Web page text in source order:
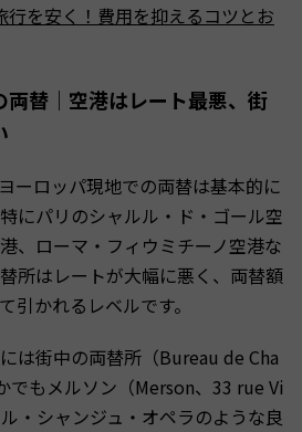
行を安く！費用を抑えるコツとお
替｜空港はレート最悪、街
ーロッパ現地での両替は基本的に
にパリのシャルル・ド・ゴール空
、ローマ・フィウミチーノ空港な
所はレートが大幅に悪く、両替額
引かれるレベルです。
は街中の両替所（Bureau de Cha
でもメルソン（Merson、33 rue Vi
・シャンジュ・オペラのような良